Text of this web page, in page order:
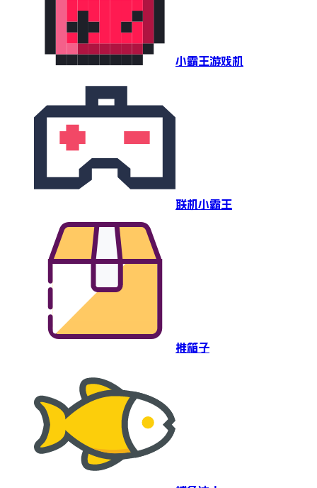
小霸王游戏机
联机小霸王
推箱子